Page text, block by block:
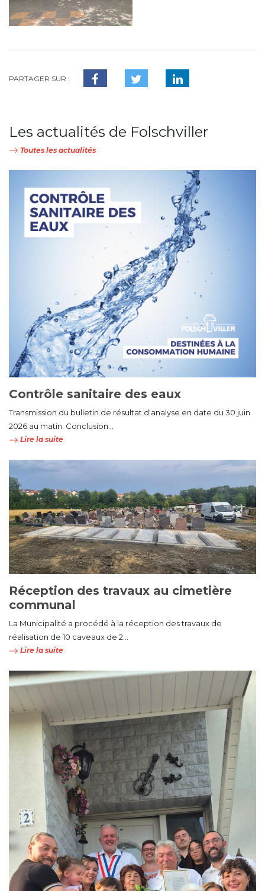
PARTAGER SUR :
Les actualités de Folschviller
Toutes les actualités
Contrôle sanitaire des eaux
Transmission du bulletin de résultat d'analyse en date du 30 juin
2026 au matin. Conclusion...
Lire la suite
Réception des travaux au cimetière
communal
La Municipalité a procédé à la réception des travaux de
réalisation de 10 caveaux de 2...
Lire la suite